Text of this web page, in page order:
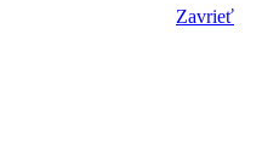
Zavrieť